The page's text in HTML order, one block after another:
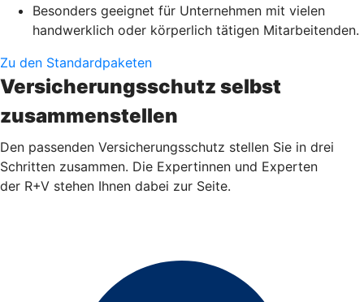
Besonders geeignet für Unternehmen mit vielen
handwerklich oder körperlich tätigen Mitarbeitenden.
Zu den Standardpaketen
Versicherungsschutz selbst
zusammenstellen
Den passenden Versicherungsschutz stellen Sie in drei
Schritten zusammen. Die Expertinnen und Experten
der R+V stehen Ihnen dabei zur Seite.